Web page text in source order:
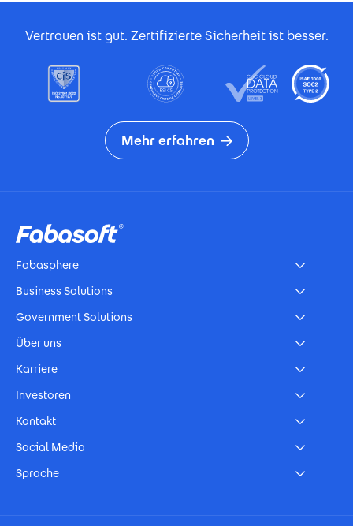
Vertrauen ist gut. Zertifizierte Sicherheit ist besser.
Mehr erfahren
Fabasphere
Business Solutions
Government Solutions
Über uns
Karriere
Investoren
Kontakt
Social Media
Sprache